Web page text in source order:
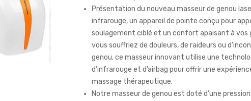
Présentation du nouveau masseur de genou
infrarouge, un appareil de pointe conçu pour
soulagement ciblé et un confort apaisant à vos
vous souffriez de douleurs, de raideurs ou
genou, ce masseur innovant utilise une
d’infrarouge et d’airbag pour offrir une
massage thérapeutique.
Notre masseur de genou est doté d’une pression